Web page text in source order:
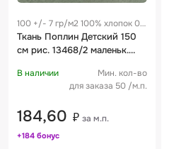
100 +/- 7 гр/м2 100% хлопок 0.3
м
Ткань Поплин Детский 150
см рис. 13468/2 маленьк.
В наличии
Мин. кол-во
для заказа 50 /м.п.
184,60 ₽ за м.п.
+184 бонус